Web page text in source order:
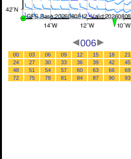
006
00 03 06 09 12 15 18
21
24
27 30 33 36 39 42
45
48
51 54 57 60 63 66
69
72
75 78 81 84 87 90 93